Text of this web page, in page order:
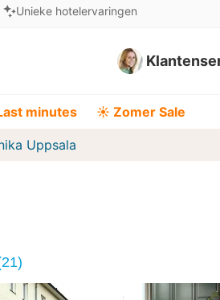
Unieke hotelervaringen
minutes ☀️ Zomer Sale
Uppsala